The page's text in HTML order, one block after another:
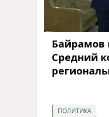
Байрамов
Средний
ПОЛИТИКА